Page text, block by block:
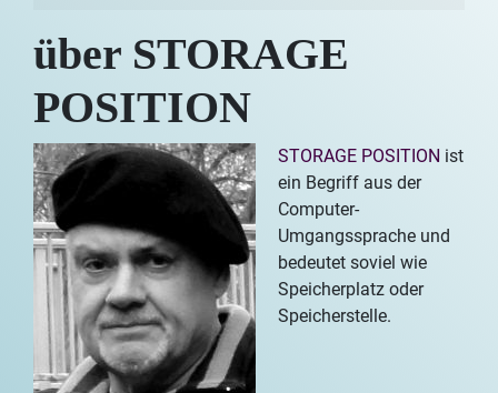
über STORAGE
POSITION
STORAGE POSITION ist
ein Begriff aus der
Computer-
Umgangssprache und
bedeutet soviel wie
Speicherplatz oder
Speicherstelle.